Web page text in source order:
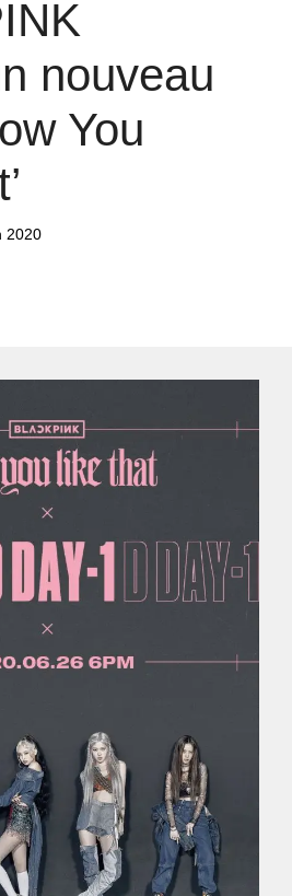
nouveau
You
2020